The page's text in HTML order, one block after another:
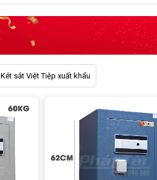
Két sắt Việt Tiệp xuất khẩu